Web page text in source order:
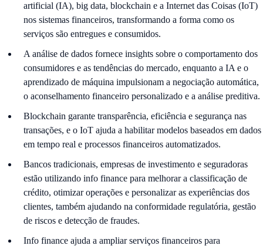
artificial (IA), big data, blockchain e a Internet das Coisas (IoT)
nos sistemas financeiros, transformando a forma como os
serviços são entregues e consumidos.
A análise de dados fornece insights sobre o comportamento dos
consumidores e as tendências do mercado, enquanto a IA e o
aprendizado de máquina impulsionam a negociação automática,
o aconselhamento financeiro personalizado e a análise preditiva.
Blockchain garante transparência, eficiência e segurança nas
transações, e o IoT ajuda a habilitar modelos baseados em dados
em tempo real e processos financeiros automatizados.
Bancos tradicionais, empresas de investimento e seguradoras
estão utilizando info finance para melhorar a classificação de
crédito, otimizar operações e personalizar as experiências dos
clientes, também ajudando na conformidade regulatória, gestão
de riscos e detecção de fraudes.
Info finance ajuda a ampliar serviços financeiros para